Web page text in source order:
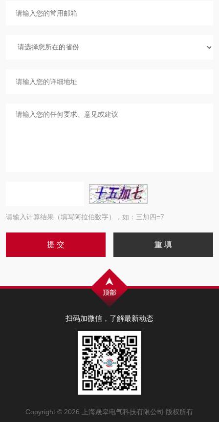
请输入计算结果（填写阿拉伯数字），如：三加四=7
扫码加微信，了解最新动态
Copyright © 2026 上海晟皋电气科技有限公司 版权所有